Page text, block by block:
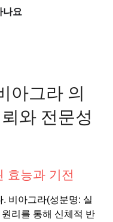
나요
아그라 의
와 전문성
효능과 기전
비아그라(성분명: 실
리를 통해 신체적 반